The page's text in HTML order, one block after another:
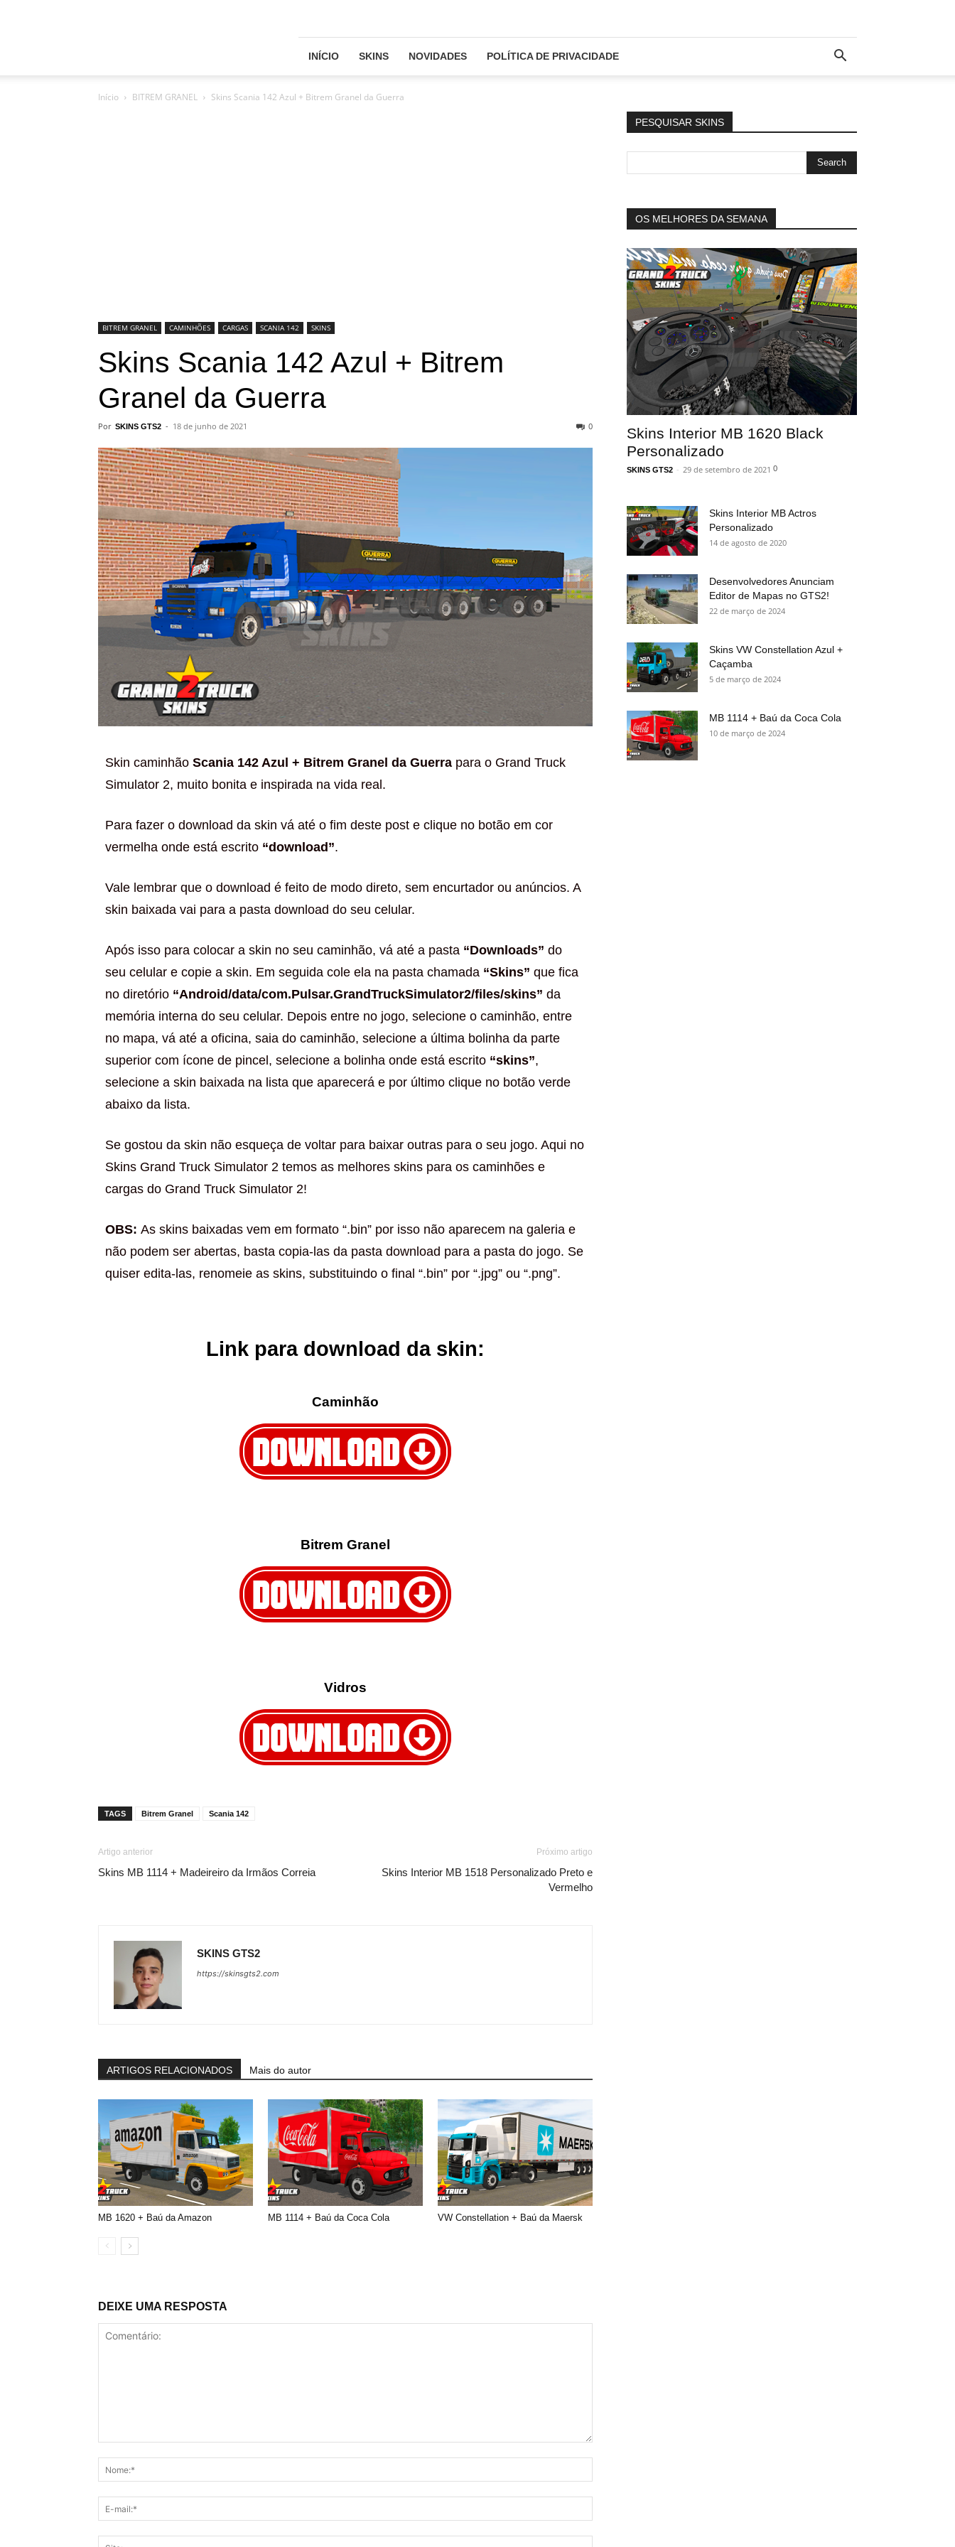
INÍCIO SKINS NOVIDADES POLÍTICA DE PRIVACIDADE
Início BITREM GRANEL Skins Scania 142 Azul + Bitrem Granel da Guerra
BITREM GRANEL CAMINHÕES CARGAS SCANIA 142 SKINS
Skins Scania 142 Azul + Bitrem
Granel da Guerra
Por SKINS GTS2 - 18 de junho de 2021 0
Skin caminhão Scania 142 Azul + Bitrem Granel da Guerra para o Grand Truck
Simulator 2, muito bonita e inspirada na vida real.
Para fazer o download da skin vá até o fim deste post e clique no botão em cor
vermelha onde está escrito “download”.
Vale lembrar que o download é feito de modo direto, sem encurtador ou anúncios. A
skin baixada vai para a pasta download do seu celular.
Após isso para colocar a skin no seu caminhão, vá até a pasta “Downloads” do
seu celular e copie a skin. Em seguida cole ela na pasta chamada “Skins” que fica
no diretório “Android/data/com.Pulsar.GrandTruckSimulator2/files/skins” da
memória interna do seu celular. Depois entre no jogo, selecione o caminhão, entre
no mapa, vá até a oficina, saia do caminhão, selecione a última bolinha da parte
superior com ícone de pincel, selecione a bolinha onde está escrito “skins”,
selecione a skin baixada na lista que aparecerá e por último clique no botão verde
abaixo da lista.
Se gostou da skin não esqueça de voltar para baixar outras para o seu jogo. Aqui no
Skins Grand Truck Simulator 2 temos as melhores skins para os caminhões e
cargas do Grand Truck Simulator 2!
OBS: As skins baixadas vem em formato “.bin” por isso não aparecem na galeria e
não podem ser abertas, basta copia-las da pasta download para a pasta do jogo. Se
quiser edita-las, renomeie as skins, substituindo o final “.bin” por “.jpg” ou “.png”.
Link para download da skin:
Caminhão
Bitrem Granel
Vidros
TAGS Bitrem Granel Scania 142
Artigo anterior
Skins MB 1114 + Madeireiro da Irmãos Correia
Próximo artigo
Skins Interior MB 1518 Personalizado Preto e
Vermelho
SKINS GTS2
https://skinsgts2.com
ARTIGOS RELACIONADOS Mais do autor
MB 1620 + Baú da Amazon MB 1114 + Baú da Coca Cola VW Constellation + Baú da Maersk
DEIXE UMA RESPOSTA
PESQUISAR SKINS
OS MELHORES DA SEMANA
Skins Interior MB 1620 Black
Personalizado
SKINS GTS2 - 29 de setembro de 2021 0
Skins Interior MB Actros
Personalizado
14 de agosto de 2020
Desenvolvedores Anunciam
Editor de Mapas no GTS2!
22 de março de 2024
Skins VW Constellation Azul +
Caçamba
5 de março de 2024
MB 1114 + Baú da Coca Cola
10 de março de 2024